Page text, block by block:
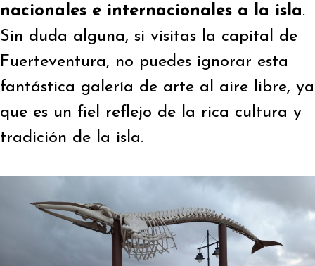
nacionales e internacionales a la isla.
Sin duda alguna, si visitas la capital de
Fuerteventura, no puedes ignorar esta
fantástica galería de arte al aire libre, ya
que es un fiel reflejo de la rica cultura y
tradición de la isla.